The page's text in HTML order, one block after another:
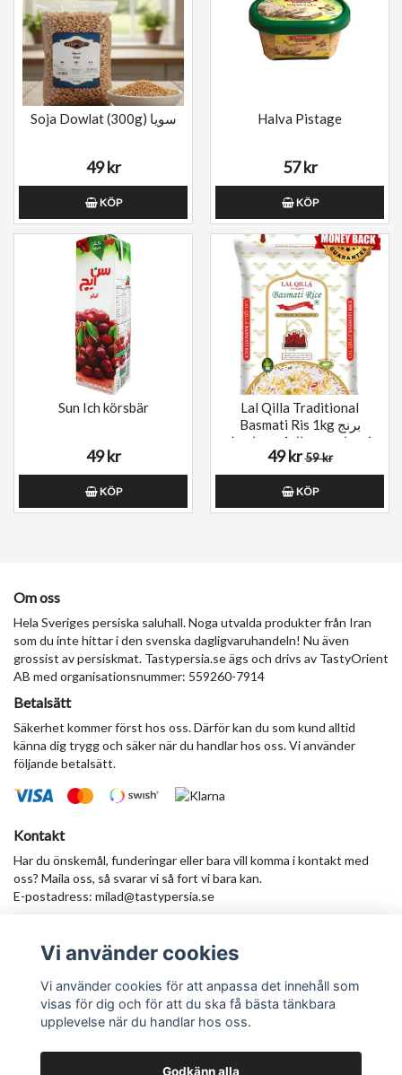
Soja Dowlat (300g) سویا
49 kr
KÖP
Halva Pistage
57 kr
KÖP
Sun Ich körsbär
49 kr
KÖP
Lal Qilla Traditional
Basmati Ris 1kg برنج
باسماتی ۲ سال کهنه با عطر
و مزه ایرانی
49 kr59 kr
KÖP
Om oss
Hela Sveriges persiska saluhall. Noga utvalda produkter från Iran
som du inte hittar i den svenska dagligvaruhandeln! Nu även
grossist av persiskmat. Tastypersia.se ägs och drivs av TastyOrient
AB med organisationsnummer: 559260-7914
Betalsätt
Säkerhet kommer först hos oss. Därför kan du som kund alltid
känna dig trygg och säker när du handlar hos oss. Vi använder
följande betalsätt.
Kontakt
Har du önskemål, funderingar eller bara vill komma i kontakt med
oss? Maila oss, så svarar vi så fort vi bara kan.
E-postadress: milad@tastypersia.se
Anmäl dig till vårt nyhetsbrev
Prenumerera
Vi använder cookies
Vi använder cookies för att anpassa det innehåll som
visas för dig och för att du ska få bästa tänkbara
upplevelse när du handlar hos oss.
Godkänn alla